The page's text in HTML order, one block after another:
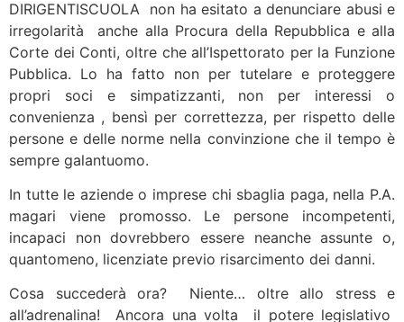
DIRIGENTISCUOLA non ha esitato a denunciare abusi e
irregolarità anche alla Procura della Repubblica e alla
Corte dei Conti, oltre che all’Ispettorato per la Funzione
Pubblica. Lo ha fatto non per tutelare e proteggere
propri soci e simpatizzanti, non per interessi o
convenienza , bensì per correttezza, per rispetto delle
persone e delle norme nella convinzione che il tempo è
sempre galantuomo.
In tutte le aziende o imprese chi sbaglia paga, nella P.A.
magari viene promosso. Le persone incompetenti,
incapaci non dovrebbero essere neanche assunte o,
quantomeno, licenziate previo risarcimento dei danni.
Cosa succederà ora? Niente… oltre allo stress e
all’adrenalina! Ancora una volta il potere legislativo